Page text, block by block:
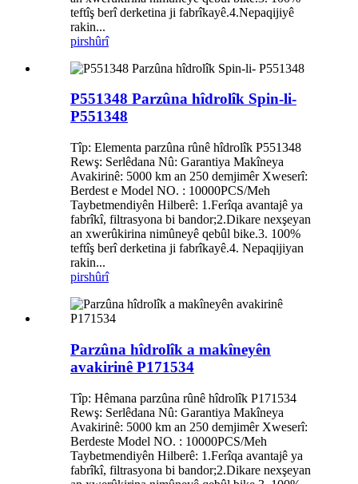
teftîş berî derketina ji fabrîkayê.4.Nepaqijiyê
rakin...
pirshûrî
P551348 Parzûna hîdrolîk Spin-li-
P551348
Tîp: Elementa parzûna rûnê hîdrolîk P551348
Rewş: Serlêdana Nû: Garantiya Makîneya
Avakirinê: 5000 km an 250 demjimêr Xweserî:
Berdest e Model NO. : 10000PCS/Meh
Taybetmendiyên Hilberê: 1.Ferîqa avantajê ya
fabrîkî, filtrasyona bi bandor;2.Dikare nexşeyan
an xwerûkirina nimûneyê qebûl bike.3. 100%
teftîş berî derketina ji fabrîkayê.4. Nepaqijiyan
rakin...
pirshûrî
Parzûna hîdrolîk a makîneyên
avakirinê P171534
Tîp: Hêmana parzûna rûnê hîdrolîk P171534
Rewş: Serlêdana Nû: Garantiya Makîneya
Avakirinê: 5000 km an 250 demjimêr Xweserî:
Berdeste Model NO. : 10000PCS/Meh
Taybetmendiyên Hilberê: 1.Ferîqa avantajê ya
fabrîkî, filtrasyona bi bandor;2.Dikare nexşeyan